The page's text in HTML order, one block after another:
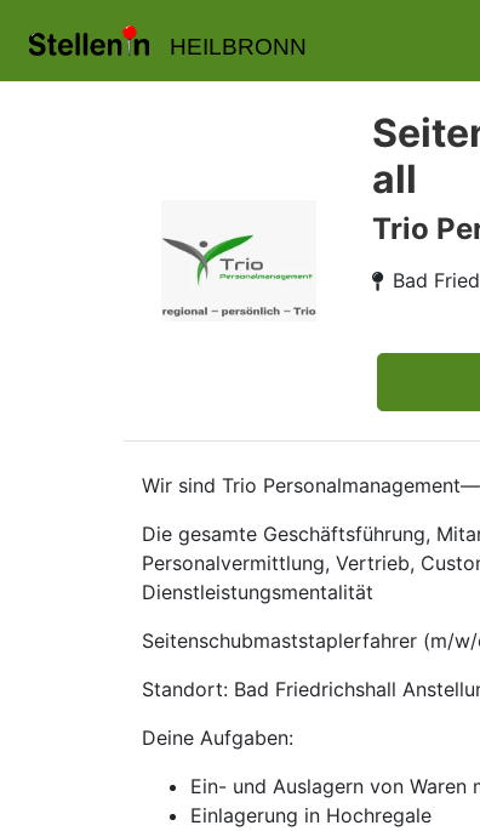
HEILBRONN
all
Trio
Bad
Wir sind Trio
Die gesamte Geschäftsführung,
Personalvermittlung, Vertrieb,
Dienstleistungsmentalität
Seitenschubmaststaplerfahrer (m/
Standort: Bad Friedrichshall
Deine Aufgaben:
Ein- und Auslagern von
Einlagerung in Hochregale